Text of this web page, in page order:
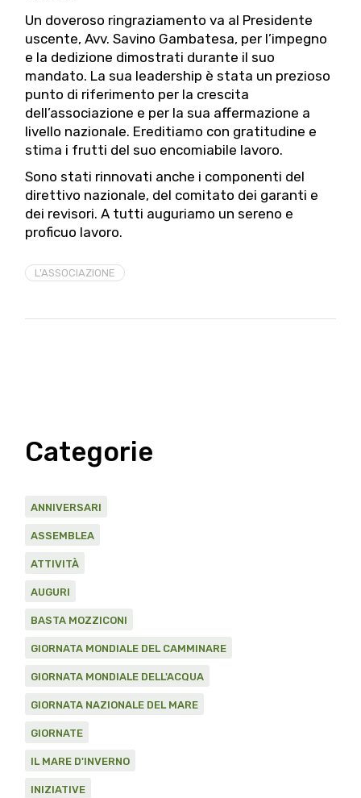
Un doveroso ringraziamento va al Presidente
uscente, Avv. Savino Gambatesa, per l’impegno
e la dedizione dimostrati durante il suo
mandato. La sua leadership è stata un prezioso
punto di riferimento per la crescita
dell’associazione e per la sua affermazione a
livello nazionale. Ereditiamo con gratitudine e
stima i frutti del suo encomiabile lavoro.
Sono stati rinnovati anche i componenti del
direttivo nazionale, del comitato dei garanti e
dei revisori. A tutti auguriamo un sereno e
proficuo lavoro.
L'ASSOCIAZIONE
Categorie
ANNIVERSARI
ASSEMBLEA
ATTIVITÀ
AUGURI
BASTA MOZZICONI
GIORNATA MONDIALE DEL CAMMINARE
GIORNATA MONDIALE DELL'ACQUA
GIORNATA NAZIONALE DEL MARE
GIORNATE
IL MARE D'INVERNO
INIZIATIVE